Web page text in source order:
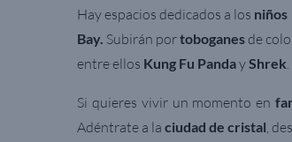
Hay espacios dedicados a los niños
Bay. Subirán portoboganesde
entre ellos Kung Fu PandayShrek.
Si quieres vivir un momento en
Adéntrate a la ciudad de cristal,